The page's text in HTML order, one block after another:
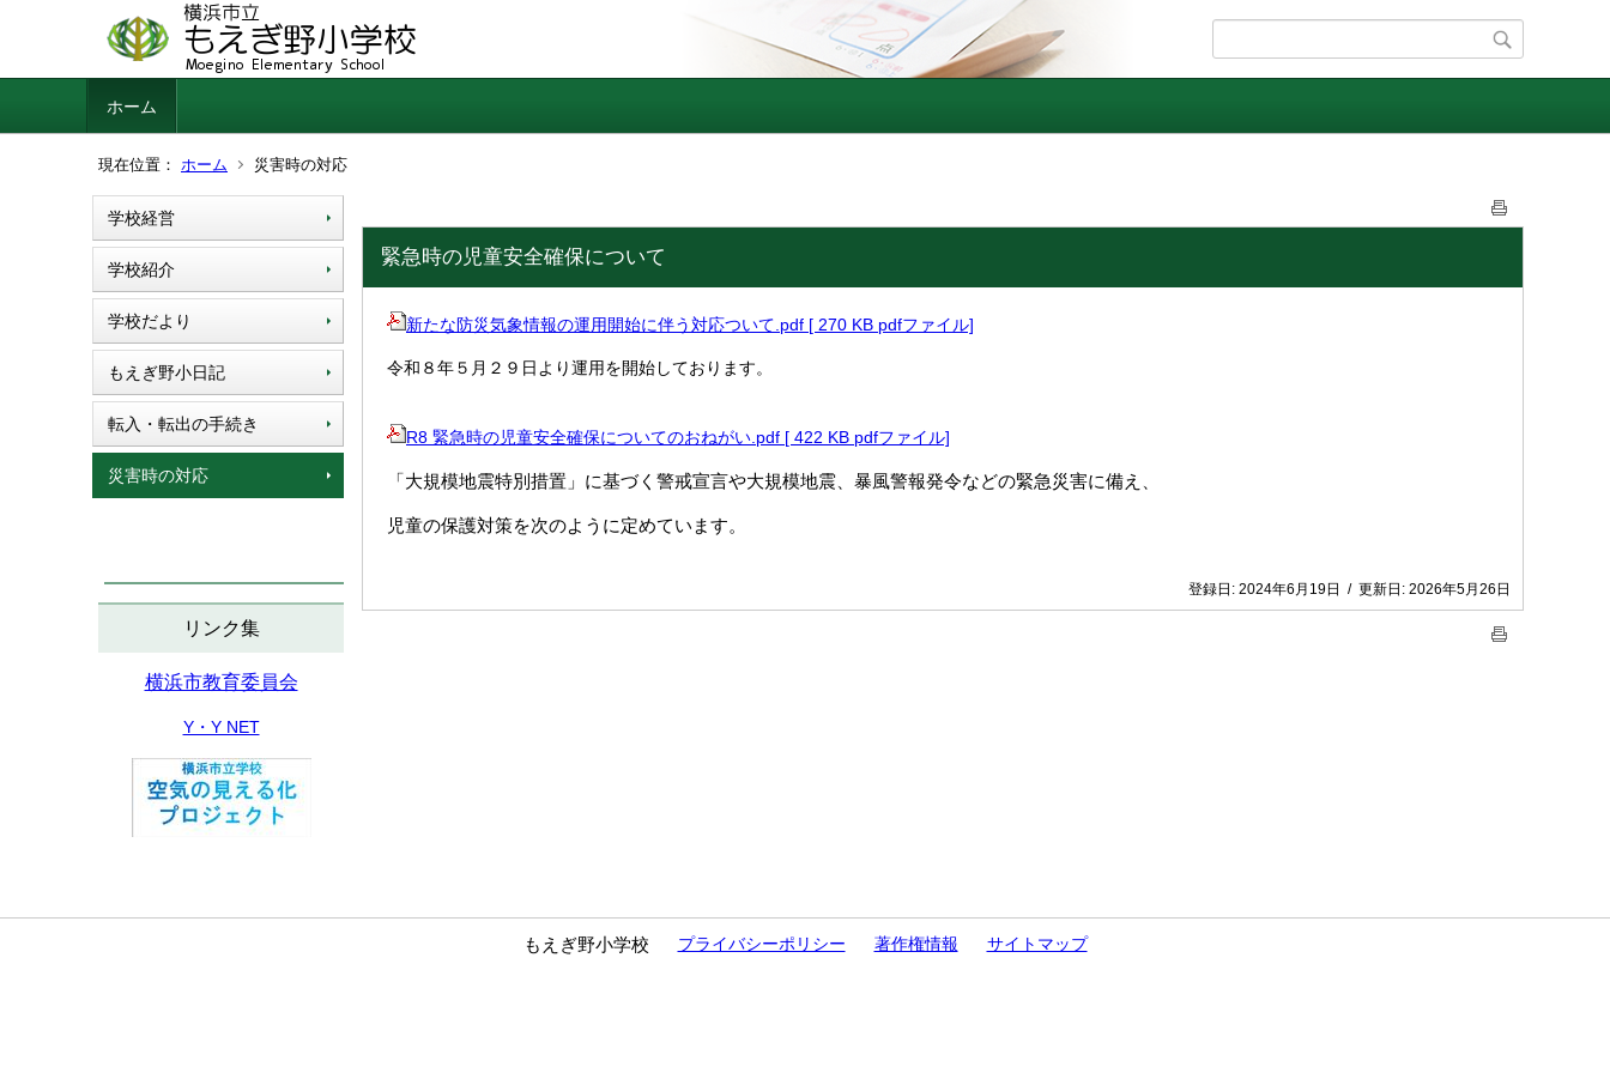
ホーム
現在位置： ホーム 災害時の対応
学校経営
学校紹介
学校だより
もえぎ野小日記
転入・転出の手続き
災害時の対応
リンク集
横浜市教育委員会
Y・Y NET
緊急時の児童安全確保について
新たな防災気象情報の運用開始に伴う対応ついて.pdf [ 270 KB pdfファイル]
令和８年５月２９日より運用を開始しております。
R8 緊急時の児童安全確保についてのおねがい.pdf [ 422 KB pdfファイル]
「大規模地震特別措置」に基づく警戒宣言や大規模地震、暴風警報発令などの緊急災害に備え、
児童の保護対策を次のように定めています。
登録日: 2024年6月19日 / 更新日: 2026年5月26日
もえぎ野小学校 プライバシーポリシー 著作権情報 サイトマップ